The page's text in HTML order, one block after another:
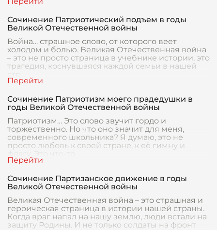
Сочинение Патриотический подъем в годы
Великой Отечественной войны
Война… страшное слово, от которого веет
холодом и болью. Великая Отечественная война
– это не просто страница в учебнике истории, это
трагедия, коснувшаяся каждой семьи в нашей
Сочинение Патриотизм моего прадедушки в
годы Великой Отечественной войны
Патриотизм… Это слово звучит гордо и
торжественно. Но что оно значит для меня,
современного школьника? Я думаю, это не
просто любовь к своей стране, к её гимну и
флагу. Это что-то
Сочинение Партизанское движение в годы
Великой Отечественной войны
Великая Отечественная война – это страшная и
героическая страница в истории нашей страны.
Когда враг напал на нашу землю, люди встали на
защиту Родины. И не только солдаты на фронт